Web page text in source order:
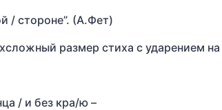
/ стороне”. (А.Фет)
размер стиха с ударением на
/ и без кра/ю –